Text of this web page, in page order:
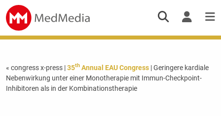
« congress x-press |35thAnnual EAU Congress| Geringere kardiale
Nebenwirkung unter einer Monotherapie mit Immun-Checkpoint-
Inhibitoren als in der Kombinationstherapie